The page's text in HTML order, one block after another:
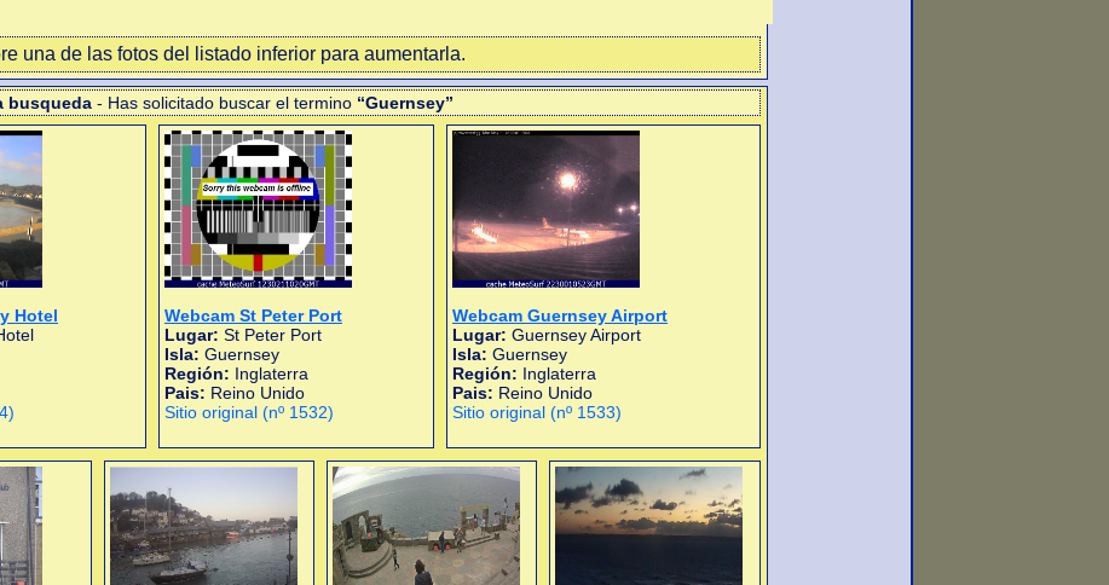
una de las fotos del listado inferior para aumentarla.
busqueda - Has solicitado buscar el termino “Guernsey”
Hotel
Webcam St Peter Port
Lugar: St Peter Port
Isla: Guernsey
Región: Inglaterra
Pais: Reino Unido
Sitio original (nº 1532)
Webcam Guernsey Airport
Lugar: Guernsey Airport
Isla: Guernsey
Región: Inglaterra
Pais: Reino Unido
Sitio original (nº 1533)